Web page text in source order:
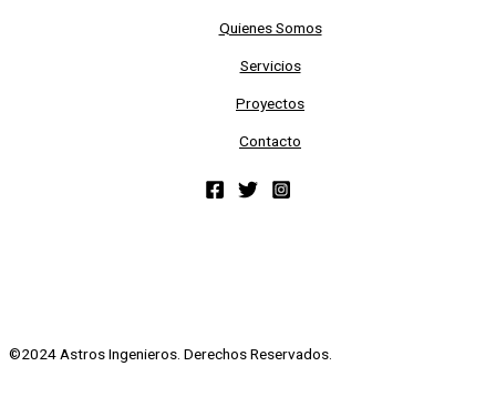
Quienes Somos
Servicios
Proyectos
Contacto
©2024 Astros Ingenieros. Derechos Reservados.